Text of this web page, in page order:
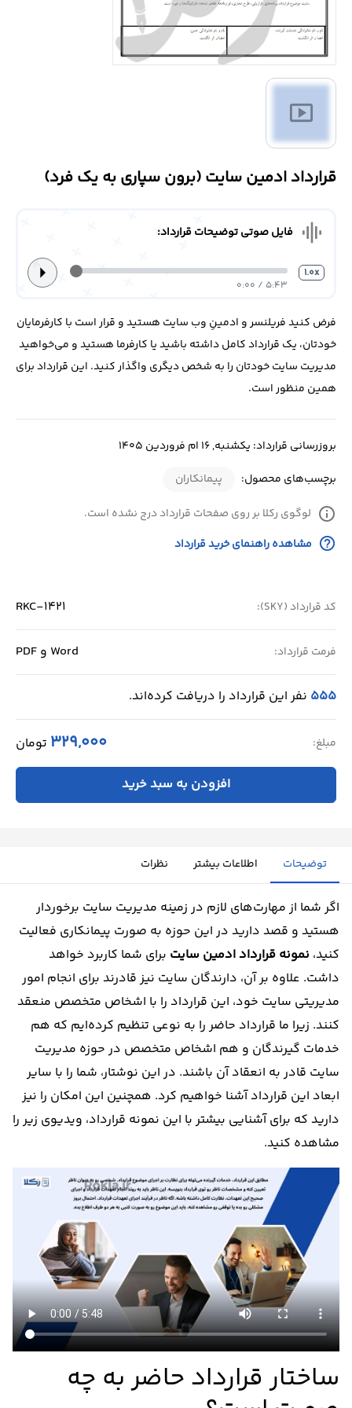
درباره
تماس
smart_display
قرارداد ادمین سایت (برون سپاری به یک فرد)
graphic_eq فایل صوتی توضیحات قرارداد:
1.0x
5:43 / 0:00
arrow_right
فرض کنید فریلنسر و ادمینِ وب سایت هستید و قرار است با کارفرمایان
خودتان، یک قرارداد کامل داشته باشید یا کارفرما هستید و می‌خواهید
مدیریت سایت خودتان را به شخص دیگری واگذار کنید. این قرارداد برای
همین منظور است.
بروزرسانی قرارداد: یکشنبه, 16 ام فروردین 1405
برچسب‌های محصول:
پیمانکاران
info لوگوی رکلا بر روی صفحات قرارداد درج نشده است.
help_outline مشاهده راهنمای خرید قرارداد
کد قرارداد (SKY): RKC-1421
فرمت قرارداد: Word و PDF
555 نفر این قرارداد را دریافت کرده‌اند.
مبلغ: 329,000 تومان
افزودن به سبد خرید
توضیحات اطلاعات بیشتر نظرات
اگر شما از مهارت‌های لازم در زمینه مدیریت سایت برخوردار
هستید و قصد دارید در این حوزه به صورت پیمانکاری فعالیت
کنید، نمونه قرارداد ادمین سایت برای شما کاربرد خواهد
داشت. علاوه بر آن، دارندگان سایت نیز قادرند برای انجام امور
مدیریتی سایت خود، این قرارداد را با اشخاص متخصص منعقد
کنند. زیرا ما قرارداد حاضر را به نوعی تنظیم کرده‌ایم که هم
خدمات گیرندگان و هم اشخاص متخصص در حوزه مدیریت
سایت قادر به انعقاد آن باشند. در این نوشتار، شما را با سایر
ابعاد این قرارداد آشنا خواهیم کرد. همچنین این امکان را نیز
دارید که برای آشنایی بیشتر با این نمونه قرارداد، ویدیوی زیر را
مشاهده کنید.
ساختار قرارداد حاضر به چه